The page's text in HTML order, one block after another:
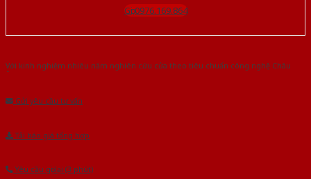
Gọi 0976.169.864
Với kinh nghiệm nhiêu năm nghiên cứu cửa theo tiêu chuẩn công nghệ Châu
Âu.Chúng tôi tự tin là nhà sản xuất & cung cấp hàng đầu tại Việt Nam!
Gửi yêu cầu tư vấn
Tải báo giá tổng hợp
Yêu cầu gọi lại (3 phút)